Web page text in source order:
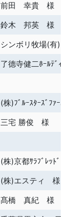
前田 幸貴 様
鈴木 邦英 様
シンボリ牧場(有)
了德寺健二ﾎｰﾙﾃﾞ
(株)ﾌﾞﾙｰｽﾀｰｽﾞﾌｧｰ
三宅 勝俊 様
(株)京都ｻﾗﾌﾞﾚｯﾄﾞ
(株)エスティ 様
髙橋 真紀 様